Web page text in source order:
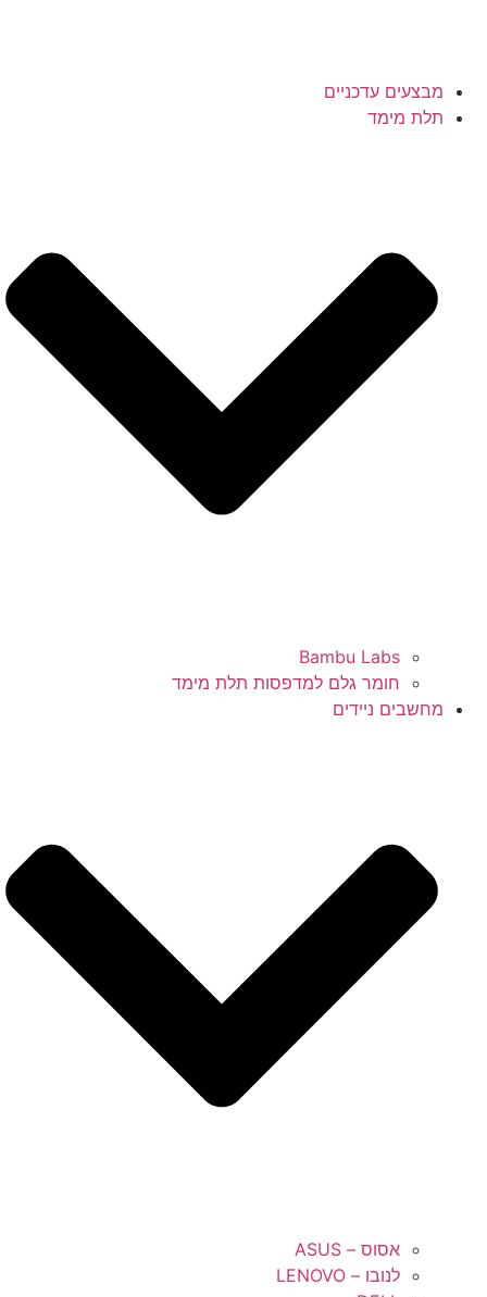
מבצעים עדכניים
תלת מימד
Bambu Labs
חומר גלם למדפסות תלת מימד
מחשבים ניידים
אסוס – ASUS
לנובו – LENOVO